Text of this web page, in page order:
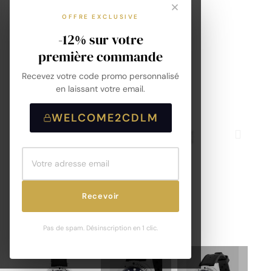
OFFRE EXCLUSIVE
-12% sur votre
première commande
Recevez votre code promo personnalisé
en laissant votre email.
WELCOME2CDLM
Recevoir
Pas de spam. Désinscription en 1 clic.